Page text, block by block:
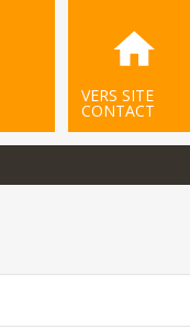
VERS SITE
CONTACT